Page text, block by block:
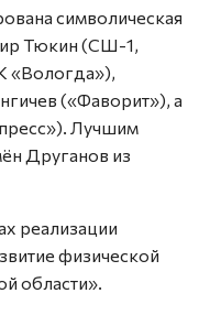
символическая
Тюкин (СШ-1,
«Вологда»),
(«Фаворит»), а
Лучшим
Друганов из
реализации
физической
области».